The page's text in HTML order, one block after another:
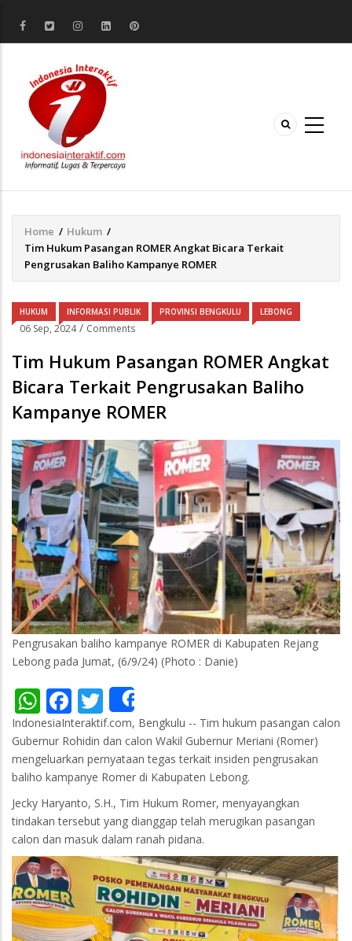
Breadcrumb
Home / Hukum /
Tim Hukum Pasangan ROMER Angkat Bicara Terkait
Pengrusakan Baliho Kampanye ROMER
HUKUM INFORMASI PUBLIK PROVINSI BENGKULU LEBONG
06 Sep, 2024/ Comments
Tim Hukum Pasangan ROMER Angkat
Bicara Terkait Pengrusakan Baliho
Kampanye ROMER
Pengrusakan baliho kampanye ROMER di Kabupaten Rejang
Lebong pada Jumat, (6/9/24) (Photo : Danie)
WhatsApp
Facebook
Twitter
IndonesiaInteraktif.com, Bengkulu -- Tim hukum pasangan calon
Gubernur Rohidin dan calon Wakil Gubernur Meriani (Romer)
mengeluarkan pernyataan tegas terkait insiden pengrusakan
baliho kampanye Romer di Kabupaten Lebong.
Jecky Haryanto, S.H., Tim Hukum Romer, menyayangkan
tindakan tersebut yang dianggap telah merugikan pasangan
calon dan masuk dalam ranah pidana.